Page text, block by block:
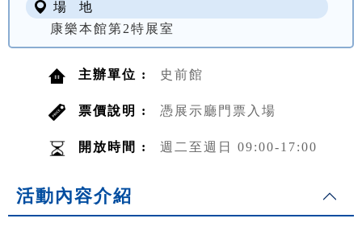
場 地
康樂本館第2特展室
主辦單位 : 史前館
票價說明 : 憑展示廳門票入場
開放時間 : 週二至週日 09:00-17:00
活動內容介紹